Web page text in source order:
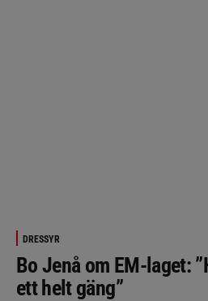
DRESSYR
Bo Jenå om EM-laget:
ett helt gäng”